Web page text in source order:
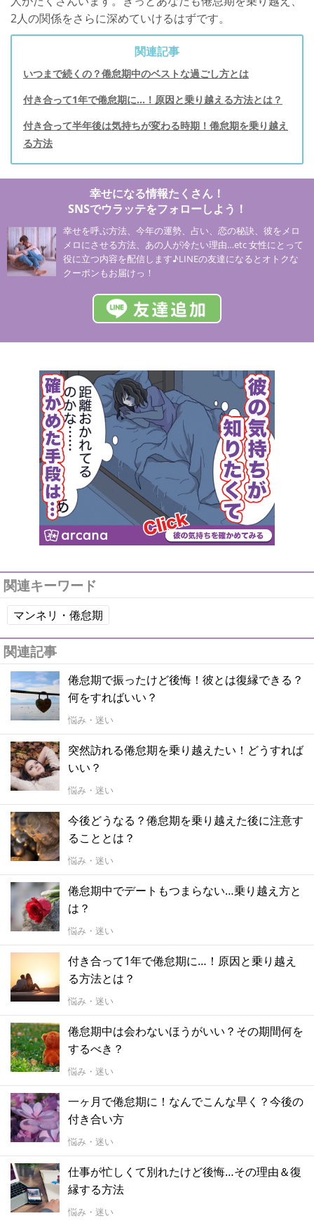
2人の関係をさらに深めていけるはずです。
関連記事
いつまで続くの？倦怠期中のベストな過ごし方とは
付き合って1年で倦怠期に…！原因と乗り越える方法とは？
付き合って半年後は気持ちが変わる時期！倦怠期を乗り越え
る方法
幸せになる情報たくさん！
SNSでウラッテをフォローしよう！
幸せを呼ぶ方法、今年の運勢、占い、恋の秘訣、彼をメロ
メロにさせる方法、あの人が冷たい理由…etc 女性にとって
役に立つ内容を配信します♪LINEの友達になるとオトクな
クーポンもお届けっ！
関連キーワード
マンネリ・倦怠期
関連記事
倦怠期で振ったけど後悔！彼とは復縁できる？
何をすればいい？
悩み・迷い
突然訪れる倦怠期を乗り越えたい！どうすれば
いい？
悩み・迷い
今後どうなる？倦怠期を乗り越えた後に注意す
ることとは？
悩み・迷い
倦怠期中でデートもつまらない…乗り越え方と
は？
悩み・迷い
付き合って1年で倦怠期に…！原因と乗り越え
る方法とは？
悩み・迷い
倦怠期中は会わないほうがいい？その期間何を
するべき？
悩み・迷い
一ヶ月で倦怠期に！なんでこんな早く？今後の
付き合い方
悩み・迷い
仕事が忙しくて別れたけど後悔…その理由＆復
縁する方法
悩み・迷い